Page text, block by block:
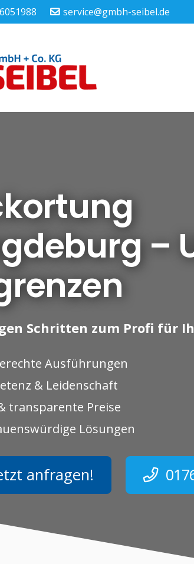
service@gmbh-seibel.de
–
Schritten zum Profi für
Ausführungen
& Leidenschaft
transparente Preise
Lösungen
anfragen!